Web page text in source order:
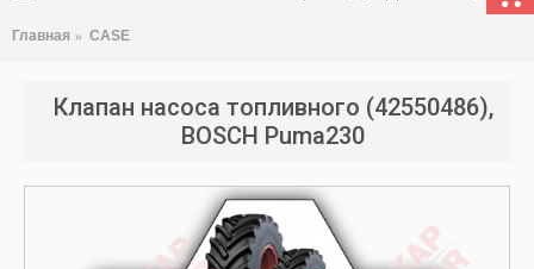
Главная CASE
Клапан насоса топливного (42550486),
BOSCH Puma230